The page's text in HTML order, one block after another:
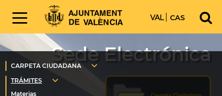
VAL CAS
Sede Electrónica